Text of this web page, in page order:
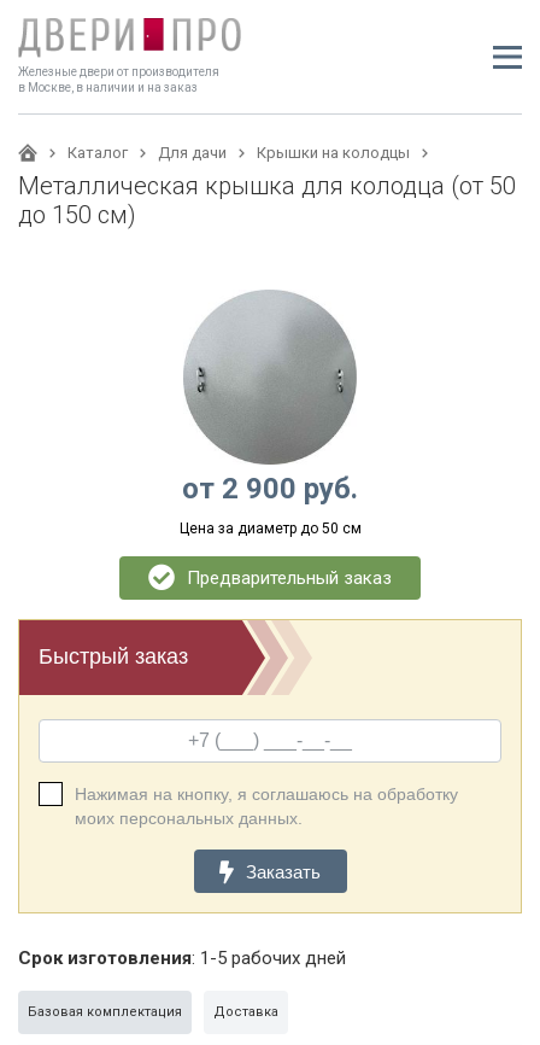
Железные двери от производителя
в Москве, в наличии и на заказ
Каталог Для дачи Крышки на колодцы
Металлическая крышка для колодца (от 50
до 150 см)
от 2 900 руб.
Цена за диаметр до 50 см
Предварительный заказ
Быстрый заказ
Нажимая на кнопку, я соглашаюсь на обработку
моих персональных данных.
Заказать
Срок изготовления: 1-5 рабочих дней
Базовая комплектация Доставка